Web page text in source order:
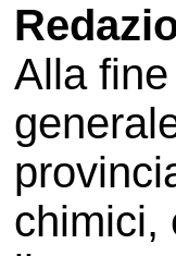
Alla
chimici,